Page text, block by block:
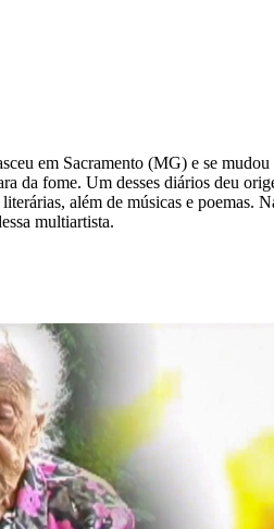
em Sacramento (MG) e se
da fome. Um desses diários deu
além de músicas e poemas.
multiartista.